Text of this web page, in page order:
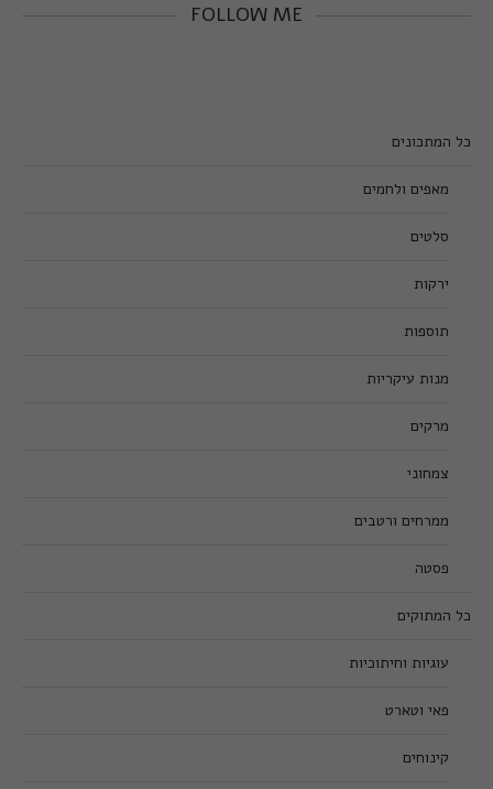
FOLLOW ME
כל המתכונים
מאפים ולחמים
סלטים
ירקות
תוספות
מנות עיקריות
מרקים
צמחוני
ממרחים ורטבים
פסטה
כל המתוקים
עוגיות וחיתוכיות
פאי וטארט
קינוחים